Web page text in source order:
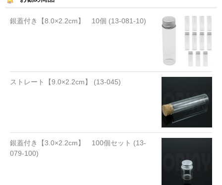
銀蓋付き【8.0×2.2cm】 10個 (13-081-10)
ストレート【9.0×2.2cm】 (13-045)
銀蓋付き【3.0×2.2cm】 100個セット (13-
079-100)